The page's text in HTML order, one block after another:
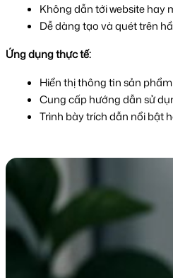
Không dẫn tới website hay
Dễ dàng tạo và quét trên
Ứng dụng thực tế:
Hiển thị thông tin sản
Cung cấp hướng dẫn sử
Trình bày trích dẫn nổi bật